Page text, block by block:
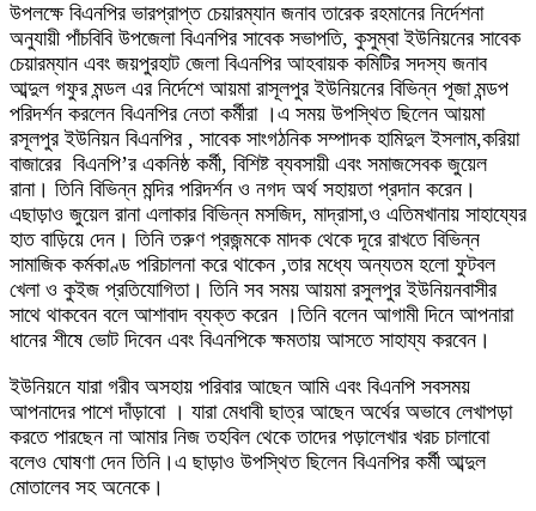
উপলক্ষে বিএনপির ভারপ্রাপ্ত চেয়ারম্যান জনাব তারেক রহমানের নির্দেশনা
অনুযায়ী পাঁচবিবি উপজেলা বিএনপির সাবেক সভাপতি, কুসুম্বা ইউনিয়নের সাবেক
চেয়ারম্যান এবং জয়পুরহাট জেলা বিএনপির আহবায়ক কমিটির সদস্য জনাব
আব্দুল গফুর মন্ডল এর নির্দেশে আয়মা রাসূলপুর ইউনিয়নের বিভিন্ন পূজা মন্ডপ
পরিদর্শন করলেন বিএনপির নেতা কর্মীরা ।এ সময় উপস্থিত ছিলেন আয়মা
রসূলপুর ইউনিয়ন বিএনপির , সাবেক সাংগঠনিক সম্পাদক হামিদুল ইসলাম,করিয়া
বাজারের বিএনপি’র একনিষ্ঠ কর্মী, বিশিষ্ট ব্যবসায়ী এবং সমাজসেবক জুয়েল
রানা। তিনি বিভিন্ন মন্দির পরিদর্শন ও নগদ অর্থ সহায়তা প্রদান করেন।
এছাড়াও জুয়েল রানা এলাকার বিভিন্ন মসজিদ, মাদ্রাসা,ও এতিমখানায় সাহায্যের
হাত বাড়িয়ে দেন। তিনি তরুণ প্রজন্মকে মাদক থেকে দূরে রাখতে বিভিন্ন
সামাজিক কর্মকাণ্ড পরিচালনা করে থাকেন ,তার মধ্যে অন্যতম হলো ফুটবল
খেলা ও কুইজ প্রতিযোগিতা। তিনি সব সময় আয়মা রসুলপুর ইউনিয়নবাসীর
সাথে থাকবেন বলে আশাবাদ ব্যক্ত করেন ।তিনি বলেন আগামী দিনে আপনারা
ধানের শীষে ভোট দিবেন এবং বিএনপিকে ক্ষমতায় আসতে সাহায্য করবেন।
‎ইউনিয়নে যারা গরীব অসহায় পরিবার আছেন আমি এবং বিএনপি সবসময়
আপনাদের পাশে দাঁড়াবো । যারা মেধাবী ছাত্র আছেন অর্থের অভাবে লেখাপড়া
করতে পারছেন না আমার নিজ তহবিল থেকে তাদের পড়ালেখার খরচ চালাবো
বলেও ঘোষণা দেন তিনি।এ ছাড়াও উপস্থিত ছিলেন বিএনপির কর্মী আব্দুল
মোতালেব সহ অনেকে।